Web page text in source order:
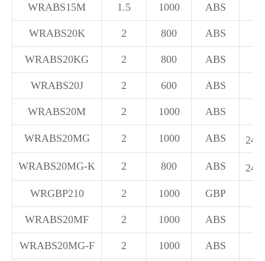
WRABS15M 1.5 1000 ABS
WRABS20K 2 800 ABS
WRABS20KG 2 800 ABS
WRABS20J 2 600 ABS
WRABS20M 2 1000 ABS
WRABS20MG 2 1000 ABS
WRABS20MG-K 2 800 ABS
WRGBP210 2 1000 GBP
WRABS20MF 2 1000 ABS
WRABS20MG-F 2 1000 ABS